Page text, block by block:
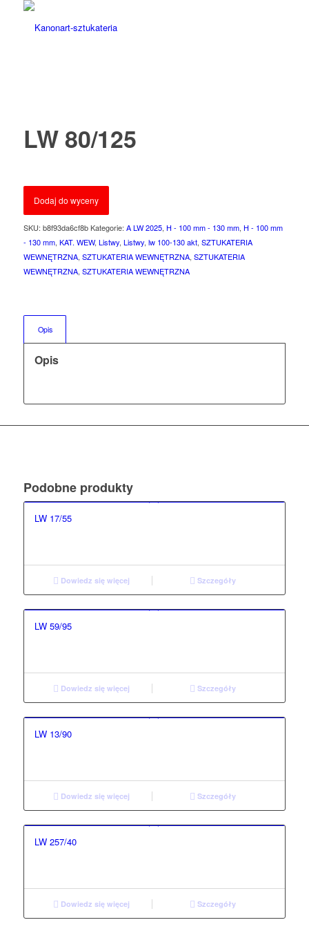
LW 80/125
Dodaj do wyceny
SKU: b8f93da6cf8b Kategorie: A LW 2025, H - 100 mm - 130 mm, H - 100 mm
- 130 mm, KAT. WEW, Listwy, Listwy, lw 100-130 akt, SZTUKATERIA
WEWNĘTRZNA, SZTUKATERIA WEWNĘTRZNA, SZTUKATERIA
WEWNĘTRZNA, SZTUKATERIA WEWNĘTRZNA
Opis
Opis
Podobne produkty
LW 17/55
Dowiedz się więcej Szczegóły
LW 59/95
Dowiedz się więcej Szczegóły
LW 13/90
Dowiedz się więcej Szczegóły
LW 257/40
Dowiedz się więcej Szczegóły